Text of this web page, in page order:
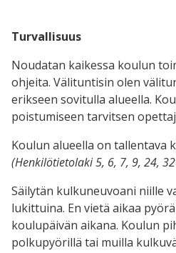
Turvallisuus
Noudatan kaikessa koulun
ohjeita. Välituntisin olen
erikseen sovitulla alueella.
poistumiseen tarvitsen
Koulun alueella on tallentava
(Henkilötietolaki 5, 6, 7, 9, 24,
Säilytän kulkuneuvoani niille
lukittuina. En vietä aikaa
koulupäivän aikana. Koulun
polkupyörillä tai muilla